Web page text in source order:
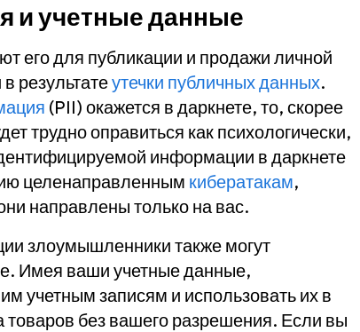
и учетные данные
его для публикации и продажи личной
результатеутечки публичных данных.
(PII) окажется в даркнете, то, скорее
трудно оправиться как психологически,
информации в даркнете
целенаправленным кибератакам,
направлены только на вас.
злоумышленники также могут
Имея ваши учетные данные,
учетным записям и использовать их в
товаров без вашего разрешения. Если вы